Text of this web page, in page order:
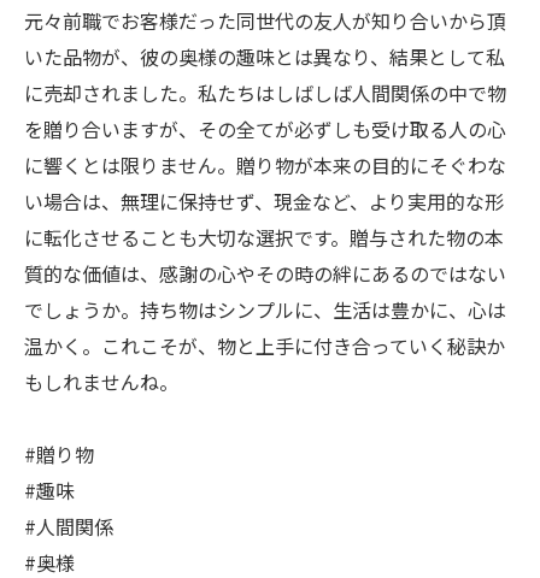
元々前職でお客様だった同世代の友人が知り合いから頂
いた品物が、彼の奥様の趣味とは異なり、結果として私
に売却されました。私たちはしばしば人間関係の中で物
を贈り合いますが、その全てが必ずしも受け取る人の心
に響くとは限りません。贈り物が本来の目的にそぐわな
い場合は、無理に保持せず、現金など、より実用的な形
に転化させることも大切な選択です。贈与された物の本
質的な価値は、感謝の心やその時の絆にあるのではない
でしょうか。持ち物はシンプルに、生活は豊かに、心は
温かく。これこそが、物と上手に付き合っていく秘訣か
もしれませんね。
#贈り物
#趣味
#人間関係
#奥様